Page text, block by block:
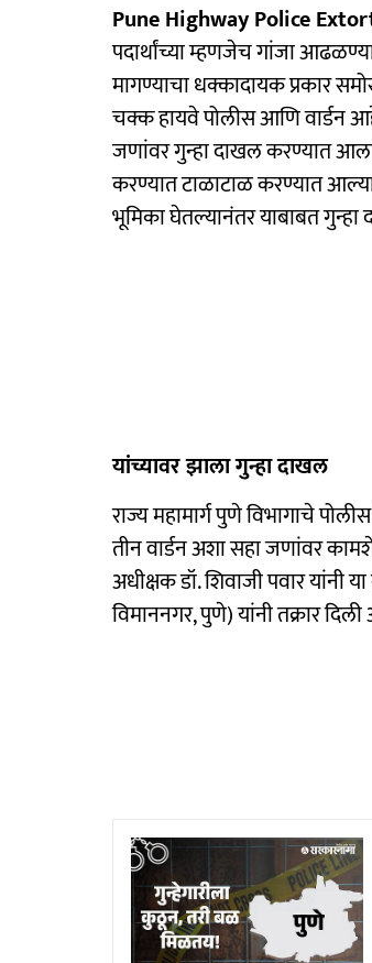
Pune Highway Police
पदार्थांच्या म्हणजेच गांजा
मागण्याचा धक्कादायक प्रकार
चक्क हायवे पोलीस आणि वार्डन
जणांवर गुन्हा दाखल करण्यात
करण्यात टाळाटाळ करण्यात
भूमिका घेतल्यानंतर याबाबत
यांच्यावर झाला गुन्हा दाखल
राज्य महामार्ग पुणे विभागाचे
तीन वार्डन अशा सहा जणांवर
अधीक्षक डॉ. शिवाजी पवार यांनी
विमाननगर, पुणे) यांनी तक्रार